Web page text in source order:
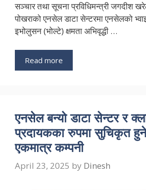
सञ्चार तथा सूचना प्रविधिमन्त्री जगदीश
पोखराको एनसेल डाटा सेन्टरमा एनसेलको
इभोलुसन (भोल्टे) क्षमता अभिवृद्धी …
Read more
एनसेल बन्यो डाटा सेन्टर र
प्रदायकका रुपमा सुचिकृत हुने
एकमात्र कम्पनी
April 23, 2025 by Dinesh